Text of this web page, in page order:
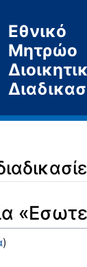
Εθνικό
Μητρώο
)